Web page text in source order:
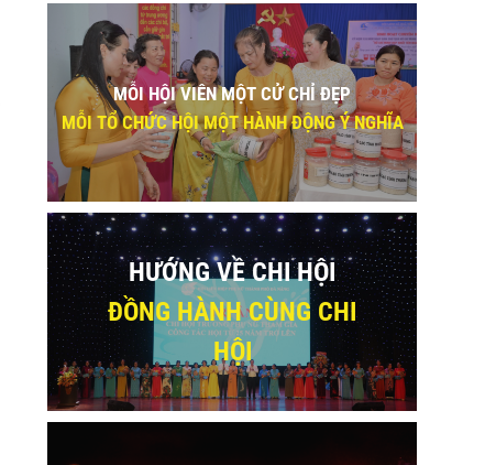
MỖI HỘI VIÊN MỘT CỬ CHỈ ĐẸP
MỖI TỔ CHỨC HỘI MỘT HÀNH ĐỘNG Ý NGHĨA
HƯỚNG VỀ CHI HỘI
ĐỒNG HÀNH CÙNG CHI
HỘI